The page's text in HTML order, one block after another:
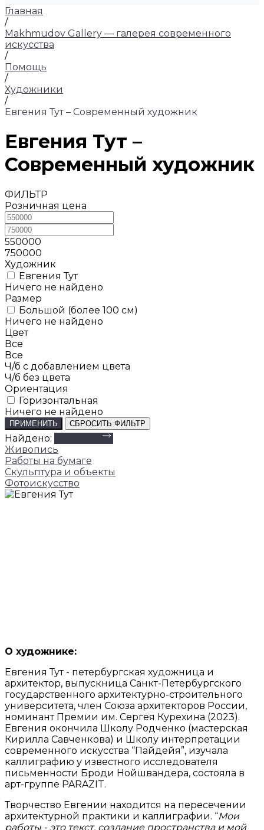
Главная
/
Makhmudov Gallery — галерея современного
искусства
/
Помощь
/
Художники
/
Евгения Тут – Современный художник
Евгения Тут –
Современный художник
ФИЛЬТР
Розничная цена
550000
750000
Художник
Евгения Тут
Ничего не найдено
Размер
Большой (более 100 см)
Ничего не найдено
Цвет
Все
Все
Ч/б с добавлением цвета
Ч/б без цвета
Ориентация
Горизонтальная
Ничего не найдено
ПРИМЕНИТЬ СБРОСИТЬ ФИЛЬТР
Найдено:
Живопись
Работы на бумаге
Скульптура и объекты
Фотоискусство
О художнике:
Евгения Тут - петербургская художница и
архитектор, выпускница Санкт-Петербургского
государственного архитектурно-строительного
университета, член Союза архитекторов России,
номинант Премии им. Сергея Курехина (2023).
Евгения окончила Школу Родченко (мастерская
Кирилла Савченкова) и Школу интерпретации
современного искусства “Пайдейя”, изучала
каллиграфию у известного исследователя
письменности Броди Нойшвандера, состояла в
арт-группе PARAZIT.
Творчество Евгении находится на пересечении
архитектурной практики и каллиграфии. “Мои
работы - это текст, создание пространства и мой